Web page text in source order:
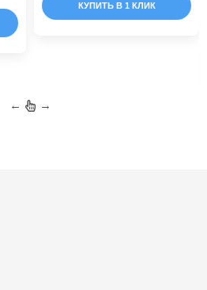
КУПИТЬ В 1 КЛИК
← →